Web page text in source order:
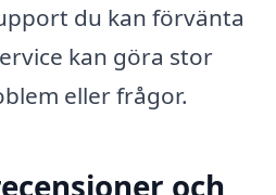
du kan förvänta
kan göra stor
eller frågor.
och